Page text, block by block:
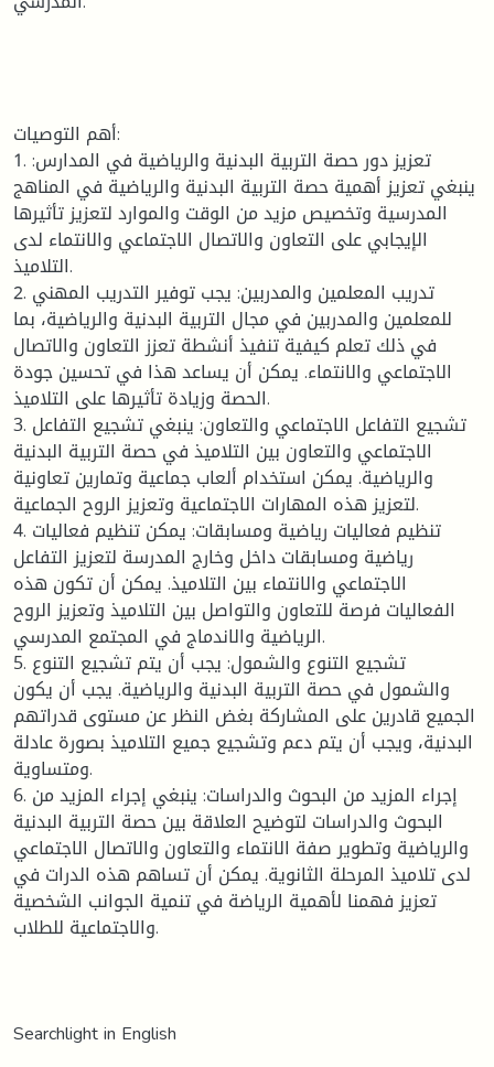
أهم التوصيات:
1. تعزيز دور حصة التربية البدنية والرياضية في المدارس:
ينبغي تعزيز أهمية حصة التربية البدنية والرياضية في المناهج
المدرسية وتخصيص مزيد من الوقت والموارد لتعزيز تأثيرها
الإيجابي على التعاون والاتصال الاجتماعي والانتماء لدى
التلاميذ.
2. تدريب المعلمين والمدربين: يجب توفير التدريب المهني
للمعلمين والمدربين في مجال التربية البدنية والرياضية، بما
في ذلك تعلم كيفية تنفيذ أنشطة تعزز التعاون والاتصال
الاجتماعي والانتماء. يمكن أن يساعد هذا في تحسين جودة
الحصة وزيادة تأثيرها على التلاميذ.
3. تشجيع التفاعل الاجتماعي والتعاون: ينبغي تشجيع التفاعل
الاجتماعي والتعاون بين التلاميذ في حصة التربية البدنية
والرياضية. يمكن استخدام ألعاب جماعية وتمارين تعاونية
لتعزيز هذه المهارات الاجتماعية وتعزيز الروح الجماعية.
4. تنظيم فعاليات رياضية ومسابقات: يمكن تنظيم فعاليات
رياضية ومسابقات داخل وخارج المدرسة لتعزيز التفاعل
الاجتماعي والانتماء بين التلاميذ. يمكن أن تكون هذه
الفعاليات فرصة للتعاون والتواصل بين التلاميذ وتعزيز الروح
الرياضية والاندماج في المجتمع المدرسي.
5. تشجيع التنوع والشمول: يجب أن يتم تشجيع التنوع
والشمول في حصة التربية البدنية والرياضية. يجب أن يكون
الجميع قادرين على المشاركة بغض النظر عن مستوى قدراتهم
البدنية، ويجب أن يتم دعم وتشجيع جميع التلاميذ بصورة عادلة
ومتساوية.
6. إجراء المزيد من البحوث والدراسات: ينبغي إجراء المزيد من
البحوث والدراسات لتوضيح العلاقة بين حصة التربية البدنية
والرياضية وتطوير صفة الانتماء والتعاون والاتصال الاجتماعي
لدى تلاميذ المرحلة الثانوية. يمكن أن تساهم هذه الدرات في
تعزيز فهمنا لأهمية الرياضة في تنمية الجوانب الشخصية
والاجتماعية للطلاب.
Searchlight in English